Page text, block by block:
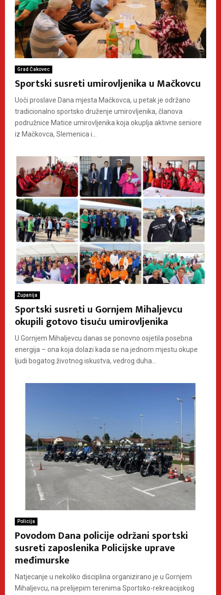
Grad Čakovec
Sportski susreti umirovljenika u Mačkovcu
Uoči proslave Dana mjesta Mačkovca, u petak je održano
tradicionalno sportsko druženje umirovljenika, članova
podružnice Matice umirovljenika koja okuplja aktivne seniore
iz Mačkovca, Slemenica i...
Županija
Sportski susreti u Gornjem Mihaljevcu
okupili gotovo tisuću umirovljenika
U Gornjem Mihaljevcu danas se ponovno osjetila posebna
energija – ona koja dolazi kada se na jednom mjestu okupe
ljudi bogatog životnog iskustva, vedrog duha...
Policija
Povodom Dana policije održani sportski
susreti zaposlenika Policijske uprave
međimurske
Natjecanje u nekoliko disciplina organizirano je u Gornjem
Mihaljevcu, na prelijepim terenima Sportsko-rekreacijskog